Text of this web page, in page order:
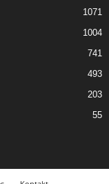
1071
1004
741
493
203
55